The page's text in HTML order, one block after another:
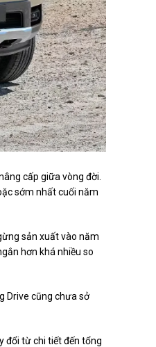
cấp giữa vòng đời.
sớm nhất cuối năm
sản xuất vào năm
hơn khá nhiều so
Drive cũng chưa sở
đổi từ chi tiết đến tổng